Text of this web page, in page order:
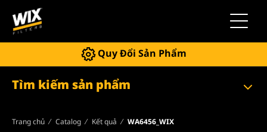
Quy Đổi Sản Phẩm
Tìm kiếm sản phẩm
Trang chủ Catalog Kết quả WA6456_WIX